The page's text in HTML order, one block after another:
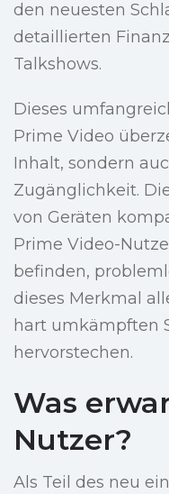
den neuesten
detaillierten
Talkshows.
Dieses
Prime Video
Inhalt, sondern
Zugänglichkeit.
von Geräten
Prime Video-
befinden,
dieses Merkmal
hart umkämpften
hervorstechen.
Was
Nutzer?
Als Teil des neu